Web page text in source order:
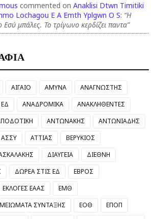
commented on Anaklisi Dtwn Timitiki
Lochagou E A Emth Yplgwn O S: “Η
Εσύ μπάλες. Το τρίγωνο κερδίζει παντα”
ΑΙΓΑΙΟ ΑΜΥΝΑ
ΑΝΑΓΝΩΣΤΗΣ
ΑΝΑΔΡΟΜΙΚΑ
ΑΝΑΚΛΗΘΕΝΤΕΣ
ΑΝΤΩΝΑΚΗΣ
ΑΝΤΩΝΙΑΔΗΣ
ΑΣΣΥ ΑΤΤΙΑΣ
ΒΕΡΥΚΙΟΣ
ΔΙΑΥΓΕΙΑ
ΔΙΕΘΝΗ
ΔΩΡΕΑ ΣΤΙΣ ΕΔ
ΕΒΡΟΣ
ΕΚΛΟΓΕΣ ΕΑΑΣ
ΕΜΘ
ΣΥΝΤΑΞΗΣ
ΕΟΘ
ΕΠΟΠ